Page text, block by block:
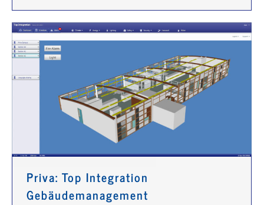
Priva: Top Integration
Gebäudemanagement